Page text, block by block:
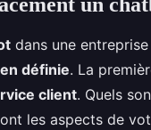
dans une
définie. La
client. Quels
les aspects de